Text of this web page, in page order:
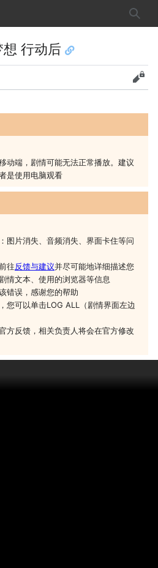
搜索
想 行动后
查看
动端，剧情可能无法正常播放。建议
是使用电脑观看
图片消失、音频消失、界面卡住等问
往反馈与建议并尽可能地详细描述您
情文本、使用的浏览器等信息
错误，感谢您的帮助
您可以单击LOG ALL（剧情界面左边
方反馈，相关负责人将会在官方修改